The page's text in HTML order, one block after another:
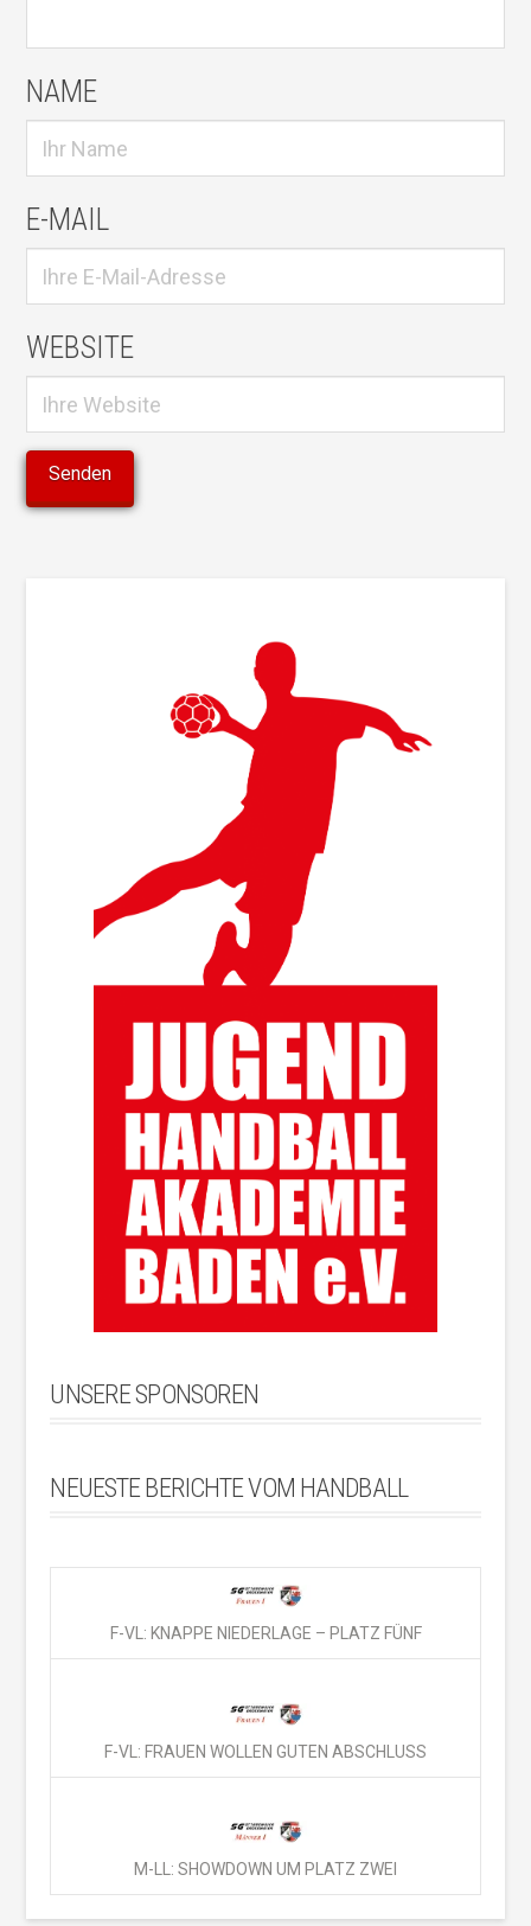
NAME
E-MAIL
WEBSITE
UNSERE SPONSOREN
NEUESTE BERICHTE VOM HANDBALL
F-VL: KNAPPE NIEDERLAGE – PLATZ FÜNF
F-VL: FRAUEN WOLLEN GUTEN ABSCHLUSS
M-LL: SHOWDOWN UM PLATZ ZWEI